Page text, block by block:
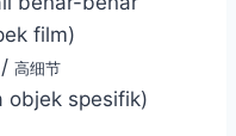
film)
/ 高细节
objek spesifik)